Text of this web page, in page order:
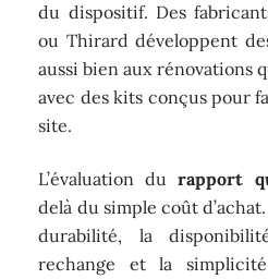
du dispositif. Des
ou Thirard développent
aussi bien aux rénovations
avec des kits conçus pour
site.
L’évaluation durapport
delà du simple coût
durabilité, la
rechange et la